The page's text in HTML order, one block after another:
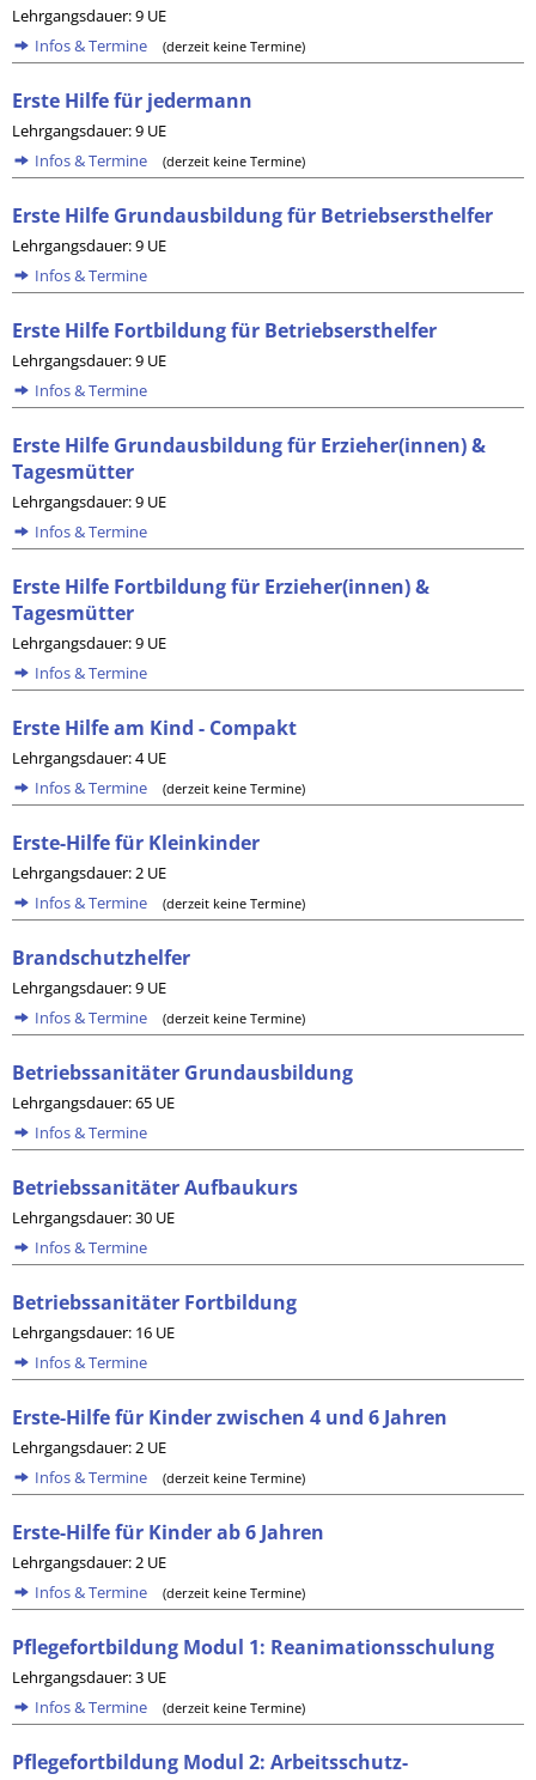
Lehrgangsdauer: 9 UE
Infos & Termine
(derzeit keine Termine)
Erste Hilfe für jedermann
Lehrgangsdauer: 9 UE
Infos & Termine
(derzeit keine Termine)
Erste Hilfe Grundausbildung für Betriebsersthelfer
Lehrgangsdauer: 9 UE
Infos & Termine
Erste Hilfe Fortbildung für Betriebsersthelfer
Lehrgangsdauer: 9 UE
Infos & Termine
Erste Hilfe Grundausbildung für Erzieher(innen) &
Tagesmütter
Lehrgangsdauer: 9 UE
Infos & Termine
Erste Hilfe Fortbildung für Erzieher(innen) &
Tagesmütter
Lehrgangsdauer: 9 UE
Infos & Termine
Erste Hilfe am Kind - Compakt
Lehrgangsdauer: 4 UE
Infos & Termine
(derzeit keine Termine)
Erste-Hilfe für Kleinkinder
Lehrgangsdauer: 2 UE
Infos & Termine
(derzeit keine Termine)
Brandschutzhelfer
Lehrgangsdauer: 9 UE
Infos & Termine
(derzeit keine Termine)
Betriebssanitäter Grundausbildung
Lehrgangsdauer: 65 UE
Infos & Termine
Betriebssanitäter Aufbaukurs
Lehrgangsdauer: 30 UE
Infos & Termine
Betriebssanitäter Fortbildung
Lehrgangsdauer: 16 UE
Infos & Termine
Erste-Hilfe für Kinder zwischen 4 und 6 Jahren
Lehrgangsdauer: 2 UE
Infos & Termine
(derzeit keine Termine)
Erste-Hilfe für Kinder ab 6 Jahren
Lehrgangsdauer: 2 UE
Infos & Termine
(derzeit keine Termine)
Pflegefortbildung Modul 1: Reanimationsschulung
Lehrgangsdauer: 3 UE
Infos & Termine
(derzeit keine Termine)
Pflegefortbildung Modul 2: Arbeitsschutz-